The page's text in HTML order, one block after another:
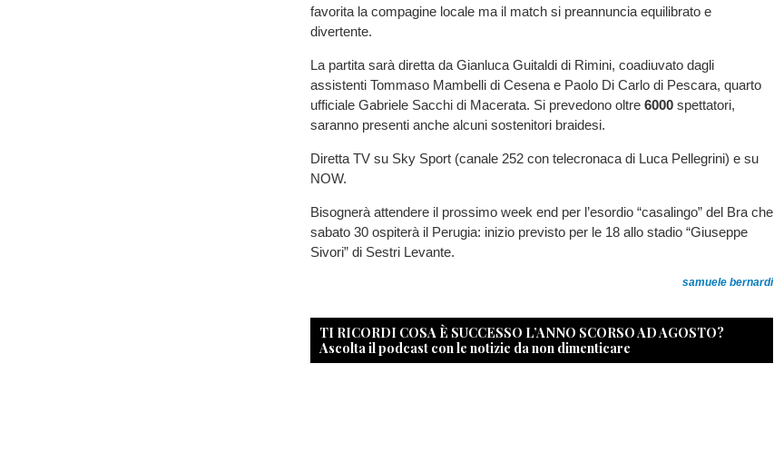
favorita la compagine locale ma il match si preannuncia equilibrato e
divertente.
La partita sarà diretta da Gianluca Guitaldi di Rimini, coadiuvato dagli
assistenti Tommaso Mambelli di Cesena e Paolo Di Carlo di Pescara, quarto
ufficiale Gabriele Sacchi di Macerata. Si prevedono oltre 6000 spettatori,
saranno presenti anche alcuni sostenitori braidesi.
Diretta TV su Sky Sport (canale 252 con telecronaca di Luca Pellegrini) e su
NOW.
Bisognerà attendere il prossimo week end per l’esordio “casalingo” del Bra che
sabato 30 ospiterà il Perugia: inizio previsto per le 18 allo stadio “Giuseppe
Sivori” di Sestri Levante.
samuele bernardi
TI RICORDI COSA È SUCCESSO L’ANNO SCORSO AD AGOSTO?
Ascolta il podcast con le notizie da non dimenticare